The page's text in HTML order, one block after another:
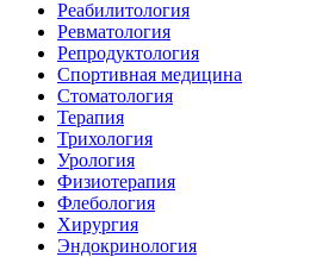
Реабилитология
Ревматология
Репродуктология
Спортивная медицина
Стоматология
Терапия
Трихология
Урология
Физиотерапия
Флебология
Хирургия
Эндокринология